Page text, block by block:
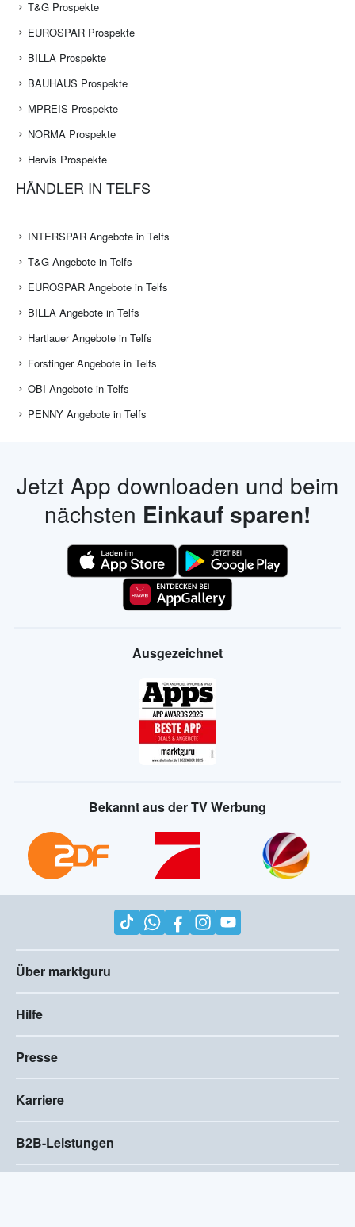
T&G Prospekte
EUROSPAR Prospekte
BILLA Prospekte
BAUHAUS Prospekte
MPREIS Prospekte
NORMA Prospekte
Hervis Prospekte
HÄNDLER IN TELFS
INTERSPAR Angebote in Telfs
T&G Angebote in Telfs
EUROSPAR Angebote in Telfs
BILLA Angebote in Telfs
Hartlauer Angebote in Telfs
Forstinger Angebote in Telfs
OBI Angebote in Telfs
PENNY Angebote in Telfs
Jetzt App downloaden und beim
nächsten Einkauf sparen!
Ausgezeichnet
Bekannt aus der TV Werbung
Über marktguru
Hilfe
Presse
Karriere
B2B-Leistungen